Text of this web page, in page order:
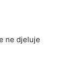
ne djeluje